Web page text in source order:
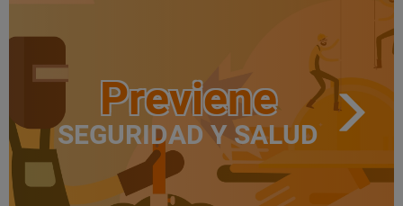
Previene
SEGURIDAD Y SALUD